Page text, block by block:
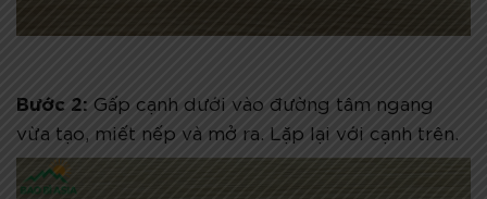
Bước 2: Gấp cạnh dưới vào đường tâm ngang
vừa tạo, miết nếp và mở ra. Lặp lại với cạnh trên.